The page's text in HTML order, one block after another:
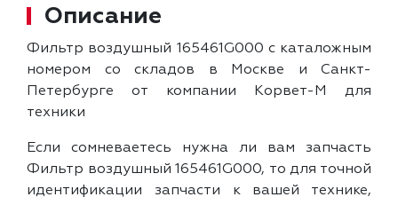
Описание
Фильтр воздушный 165461G000 с каталожным
номером со складов в Москве и Санкт-
Петербурге от компании Корвет-М для
техники
Если сомневаетесь нужна ли вам запчасть
Фильтр воздушный 165461G000, то для точной
идентификации запчасти к вашей технике,